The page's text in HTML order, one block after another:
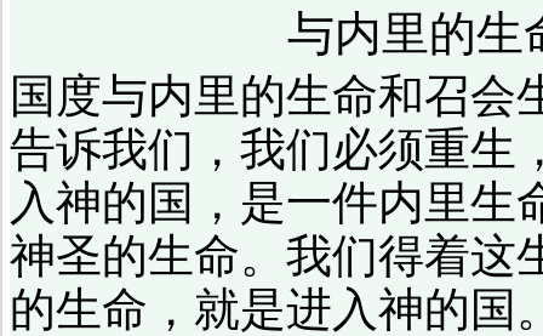
与内里的生
国度与内里的生命和召会
告诉我们，我们必须重生
入神的国，是一件内里生
神圣的生命。我们得着这
的生命，就是进入神的国